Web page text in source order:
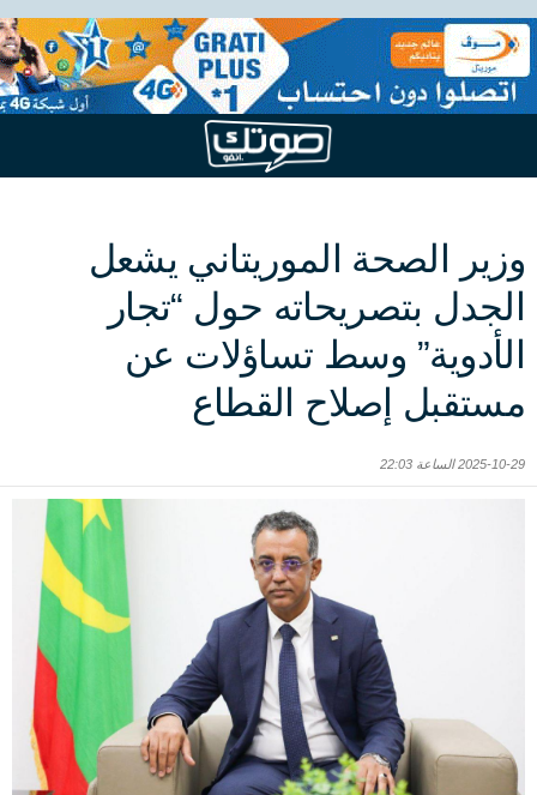
وزير الصحة الموريتاني يشعل
الجدل بتصريحاته حول “تجار
الأدوية” وسط تساؤلات عن
مستقبل إصلاح القطاع
2025-10-29 الساعة 22:03